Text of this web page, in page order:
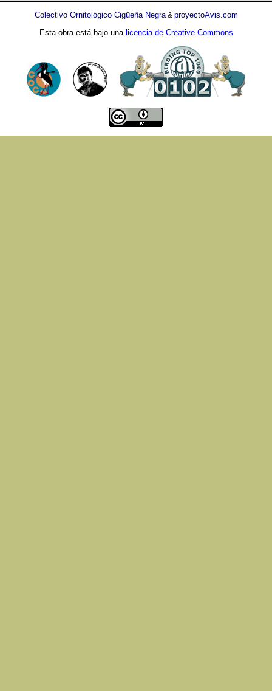
Colectivo Ornitológico Cigüeña Negra& proyectoAvis.com
Esta obra está bajo una licencia de Creative Commons